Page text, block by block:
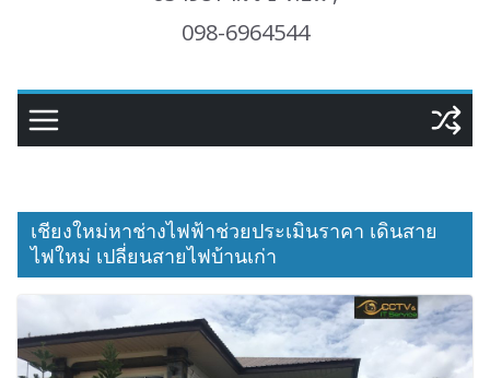
098-6964544
เชียงใหม่หาช่างไฟฟ้าช่วยประเมินราคา เดินสาย
ไฟใหม่ เปลี่ยนสายไฟบ้านเก่า